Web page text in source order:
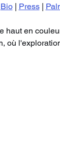
Bio | Press |
haut en
où